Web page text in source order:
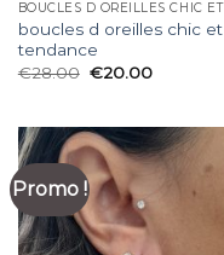
boucles d oreilles chic et
tendance
€28.00 €20.00
Promo !